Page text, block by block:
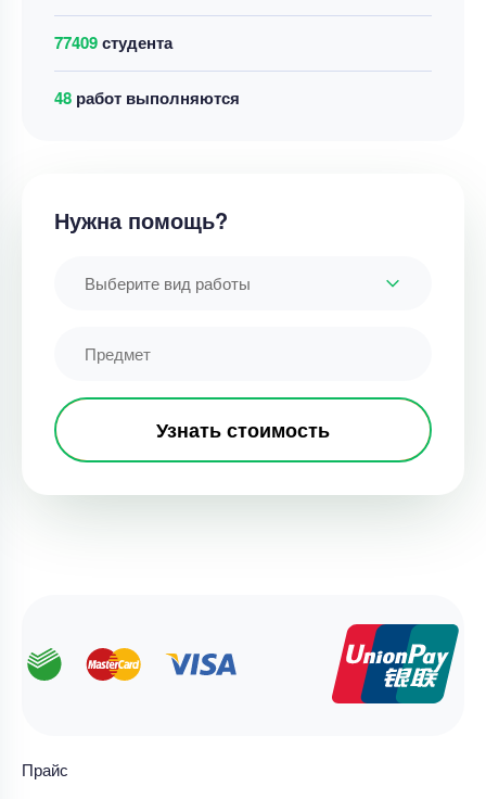
77409студента
48 работ выполняются
Нужна помощь?
Выберите вид работы
Узнать стоимость
Прайс